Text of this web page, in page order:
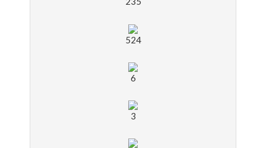
524
6
3